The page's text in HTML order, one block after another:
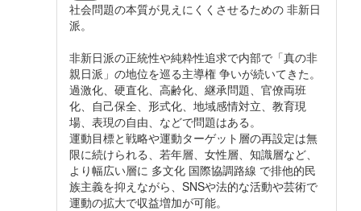
社会問題の本質が見えにくくさせるための 非新日
派。
非新日派の正統性や純粋性追求で内部で「真の非
親日派」の地位を巡る主導権 争いが続いてきた。
過激化、硬直化、高齢化、継承問題、官僚両班
化、自己保全、形式化、地域感情対立、教育現
場、表現の自由、などで問題はある。
運動目標と戦略や運動ターゲット層の再設定は無
限に続けられる、若年層、女性層、知識層など、
より幅広い層に 多文化 国際協調路線 で排他的民
族主義を抑えながら、SNSや法的な活動や芸術で
運動の拡大で収益増加が可能。